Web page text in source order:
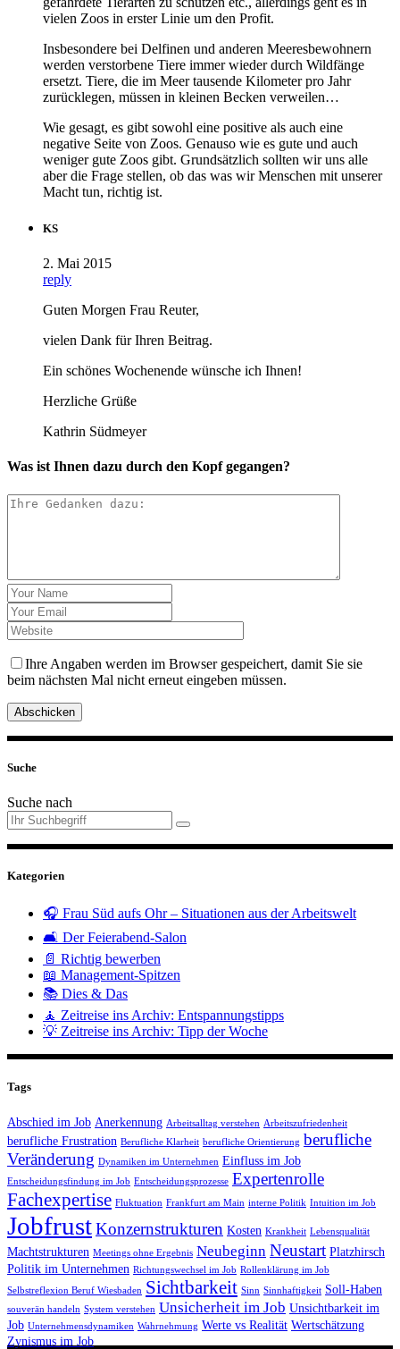
vielen Zoos in erster Linie um den Profit.
Insbesondere bei Delfinen und anderen Meeresbewohnern
werden verstorbene Tiere immer wieder durch Wildfänge
ersetzt. Tiere, die im Meer tausende Kilometer pro Jahr
zurücklegen, müssen in kleinen Becken verweilen…
Wie gesagt, es gibt sowohl eine positive als auch eine
negative Seite von Zoos. Genauso wie es gute und auch
weniger gute Zoos gibt. Grundsätzlich sollten wir uns alle
aber die Frage stellen, ob das was wir Menschen mit unserer
Macht tun, richtig ist.
KS
2. Mai 2015
reply
Guten Morgen Frau Reuter,
vielen Dank für Ihren Beitrag.
Ein schönes Wochenende wünsche ich Ihnen!
Herzliche Grüße
Kathrin Südmeyer
Was ist Ihnen dazu durch den Kopf gegangen?
Ihre Angaben werden im Browser gespeichert, damit Sie sie
beim nächsten Mal nicht erneut eingeben müssen.
Abschicken
Suche
Suche nach
Kategorien
🎧 Frau Süd aufs Ohr – Situationen aus der Arbeitswelt
🛋️ Der Feierabend-Salon
📄 Richtig bewerben
📖 Management-Spitzen
📚 Dies & Das
🧘 Zeitreise ins Archiv: Entspannungstipps
💡 Zeitreise ins Archiv: Tipp der Woche
Tags
Abschied im Job Anerkennung Arbeitsalltag verstehen Arbeitszufriedenheit
berufliche Frustration Berufliche Klarheit berufliche Orientierung berufliche
Veränderung Dynamiken im Unternehmen Einfluss im Job
Entscheidungsfindung im Job Entscheidungsprozesse Expertenrolle
Fachexpertise Fluktuation Frankfurt am Main interne Politik Intuition im Job
JobfrustKonzernstrukturen Kosten Krankheit Lebensqualität
Machtstrukturen Meetings ohne Ergebnis Neubeginn Neustart Platzhirsch
Politik im Unternehmen Richtungswechsel im Job Rollenklärung im Job
Selbstreflexion Beruf Wiesbaden Sichtbarkeit Sinn Sinnhaftigkeit Soll-Haben
souverän handeln System verstehen Unsicherheit im Job Unsichtbarkeit im
Job Unternehmensdynamiken Wahrnehmung Werte vs Realität Wertschätzung
Zynismus im Job